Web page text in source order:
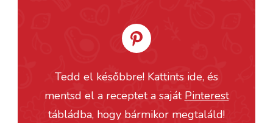
Tedd el későbbre! Kattints ide, és
mentsd el a receptet a saját Pinterest
tábládba, hogy bármikor megtaláld!